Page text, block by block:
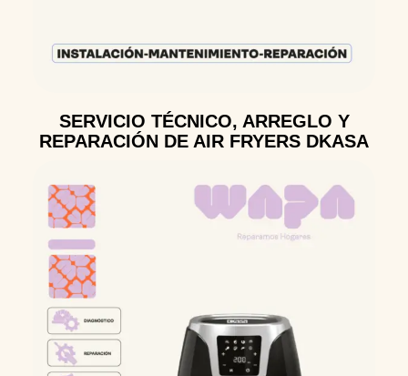
SERVICIO TÉCNICO, ARREGLO Y
REPARACIÓN DE AIR FRYERS DKASA